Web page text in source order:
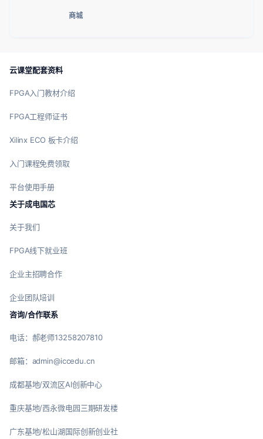
商城
云课堂配套资料
FPGA入门教材介绍
FPGA工程师证书
Xilinx ECO 板卡介绍
入门课程免费领取
平台使用手册
关于成电国芯
关于我们
FPGA线下就业班
企业主招聘合作
企业团队培训
咨询/合作联系
电话：郝老师13258207810
邮箱：admin@iccedu.cn
成都基地/双流区AI创新中心
重庆基地/西永微电园三期研发楼
广东基地/松山湖国际创新创业社